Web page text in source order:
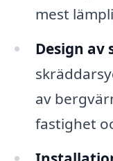
mest
Design av
av
fastighet